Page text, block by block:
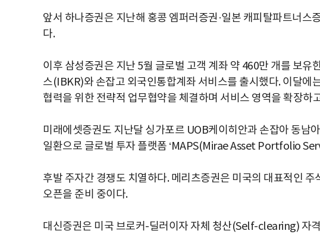
앞서 하나증권은 지난해 홍콩 엠퍼러증권·일본 캐피탈파트너스
다.
이후 삼성증권은 지난 5월 글로벌 고객 계좌 약 460만 개를 보유
스(IBKR)와 손잡고 외국인통합계좌 서비스를 출시했다. 이달에
협력을 위한 전략적 업무협약을 체결하며 서비스 영역을 확장하
미래에셋증권도 지난달 싱가포르 UOB케이히안과 손잡아 동남
일환으로 글로벌 투자 플랫폼 ‘MAPS(Mirae Asset Portfolio
후발 주자간 경쟁도 치열하다. 메리츠증권은 미국의 대표적인
오픈을 준비 중이다.
대신증권은 미국 브로커-딜러이자 자체 청산(Self-clearing) 자